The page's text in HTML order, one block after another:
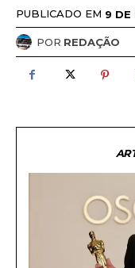
PUBLICADO EM 9 DE
POR REDAÇÃO